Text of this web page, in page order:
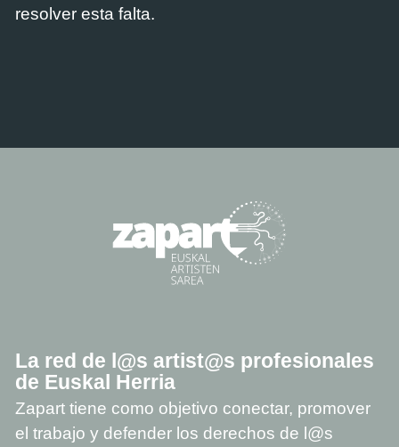
resolver esta falta.
La red de l@s artist@s profesionales
de Euskal Herria
Zapart tiene como objetivo conectar, promover
el trabajo y defender los derechos de l@s